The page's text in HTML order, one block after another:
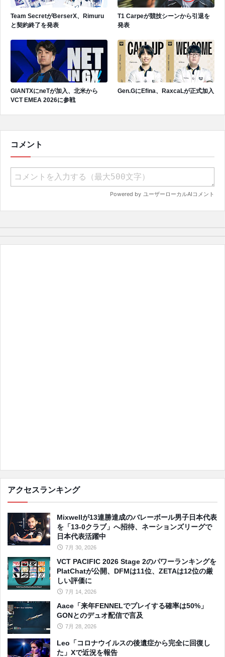
Team SecretがBerserX、Rimuru
と契約終了を発表
T1 Carpeが競技シーンから引退を
発表
GIANTXにneTが加入、北米から
VCT EMEA 2026に参戦
Gen.GにEfina、RaxcaLが正式加入
コメント
アクセスランキング
Mixwellが13連勝達成のバレーボール男子日本代表
を「13-0クラブ」へ招待、ネーションズリーグで
日本代表活躍中
7月 30, 2026
VCT PACIFIC 2026 Stage 2のパワーランキングを
PlatChatが公開、DFMは11位、ZETAは12位の厳
しい評価に
7月 14, 2026
Aace「来年FENNELでプレイする確率は50%」
GONとのデュオ配信で言及
7月 28, 2026
Leo「コロナウイルスの後遺症から完全に回復し
た」Xで近況を報告